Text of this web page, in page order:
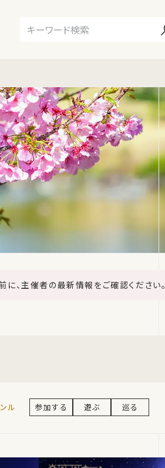
に、主催者の最新情報をご確認ください。
参加する 遊ぶ 巡る